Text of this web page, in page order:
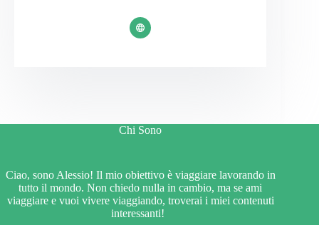
Chi Sono
Ciao, sono Alessio! Il mio obiettivo è viaggiare lavorando in
tutto il mondo. Non chiedo nulla in cambio, ma se ami
viaggiare e vuoi vivere viaggiando, troverai i miei contenuti
interessanti!